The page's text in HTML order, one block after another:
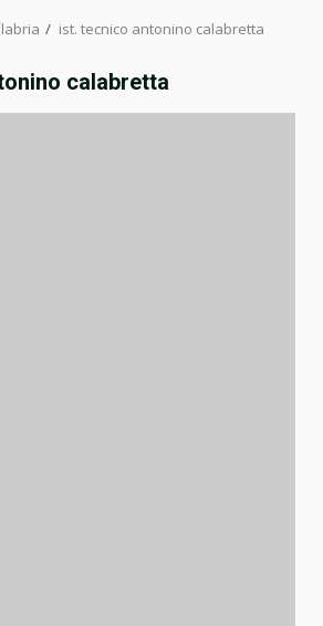
ist. tecnico antonino calabretta
calabretta